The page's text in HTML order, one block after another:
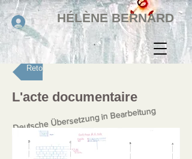
HÉLÈNE BERNARD
Retour
L'acte documentaire
Deutsche Übersetzung in Bearbeitung